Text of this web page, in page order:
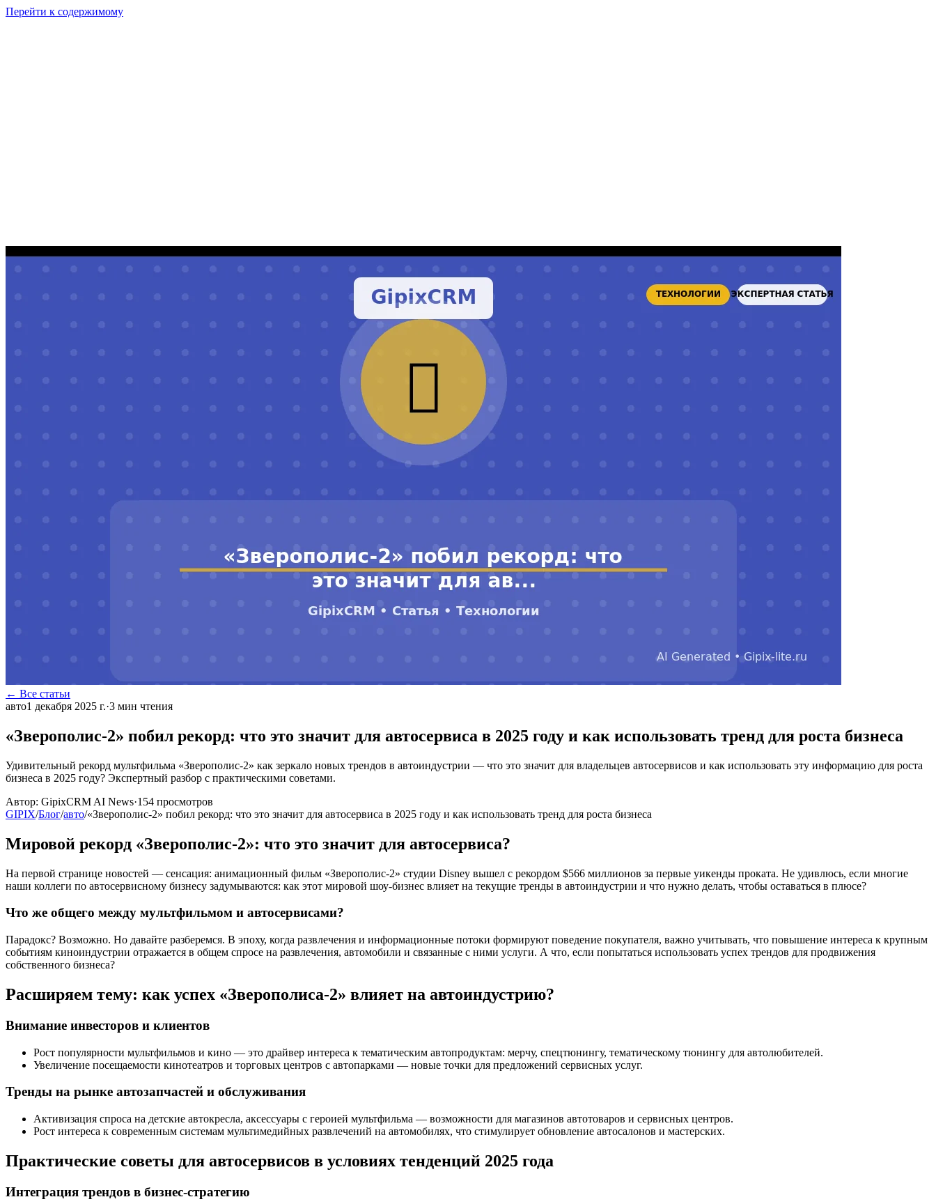
Перейти к содержимому
← Все статьи
авто1 декабря 2025 г.·3 мин чтения
«Зверополис-2» побил рекорд: что это значит для автосервиса в 2025 году и как использовать тренд для роста бизнеса
Удивительный рекорд мультфильма «Зверополис-2» как зеркало новых трендов в автоиндустрии — что это значит для владельцев автосервисов и как использовать эту информацию для роста
бизнеса в 2025 году? Экспертный разбор с практическими советами.
Автор: GipixCRM AI News·154 просмотров
GIPIX/Блог/авто/«Зверополис-2» побил рекорд: что это значит для автосервиса в 2025 году и как использовать тренд для роста бизнеса
Мировой рекорд «Зверополис-2»: что это значит для автосервиса?
На первой странице новостей — сенсация: анимационный фильм «Зверополис-2» студии Disney вышел с рекордом $566 миллионов за первые уикенды проката. Не удивлюсь, если многие
наши коллеги по автосервисному бизнесу задумываются: как этот мировой шоу-бизнес влияет на текущие тренды в автоиндустрии и что нужно делать, чтобы оставаться в плюсе?
Что же общего между мультфильмом и автосервисами?
Парадокс? Возможно. Но давайте разберемся. В эпоху, когда развлечения и информационные потоки формируют поведение покупателя, важно учитывать, что повышение интереса к крупным
событиям киноиндустрии отражается в общем спросе на развлечения, автомобили и связанные с ними услуги. А что, если попытаться использовать успех трендов для продвижения
собственного бизнеса?
Расширяем тему: как успех «Зверополиса-2» влияет на автоиндустрию?
Внимание инвесторов и клиентов
Рост популярности мультфильмов и кино — это драйвер интереса к тематическим автопродуктам: мерчу, спецтюнингу, тематическому тюнингу для автолюбителей.
Увеличение посещаемости кинотеатров и торговых центров с автопарками — новые точки для предложений сервисных услуг.
Тренды на рынке автозапчастей и обслуживания
Активизация спроса на детские автокресла, аксессуары с героией мультфильма — возможности для магазинов автотоваров и сервисных центров.
Рост интереса к современным системам мультимедийных развлечений на автомобилях, что стимулирует обновление автосалонов и мастерских.
Практические советы для автосервисов в условиях тенденций 2025 года
Интеграция трендов в бизнес-стратегию